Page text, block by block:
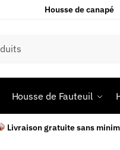
Housse de canapé
Housse de Fauteuil
Livraison gratuite sans